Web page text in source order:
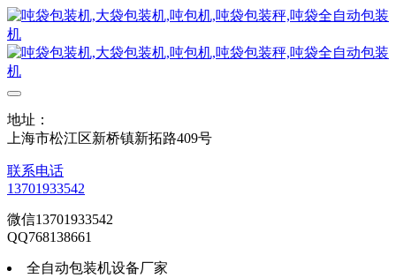
地址：
上海市松江区新桥镇新拓路409号
联系电话
13701933542
微信13701933542
QQ768138661
全自动包装机设备厂家